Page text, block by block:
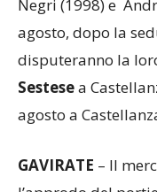
agosto, dopo la
disputeranno la
Sestesea
agosto a
l’approdo del